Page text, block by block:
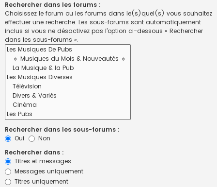
Rechercher dans les forums :
Choisissez le forum ou les forums dans le(s)quel(s) vous souhaitez
effectuer une recherche. Les sous-forums sont automatiquement
inclus si vous ne désactivez pas l’option ci-dessous « Rechercher
dans les sous-forums ».
Rechercher dans les sous-forums :
Oui
Non
Rechercher dans :
Titres et messages
Messages uniquement
Titres uniquement